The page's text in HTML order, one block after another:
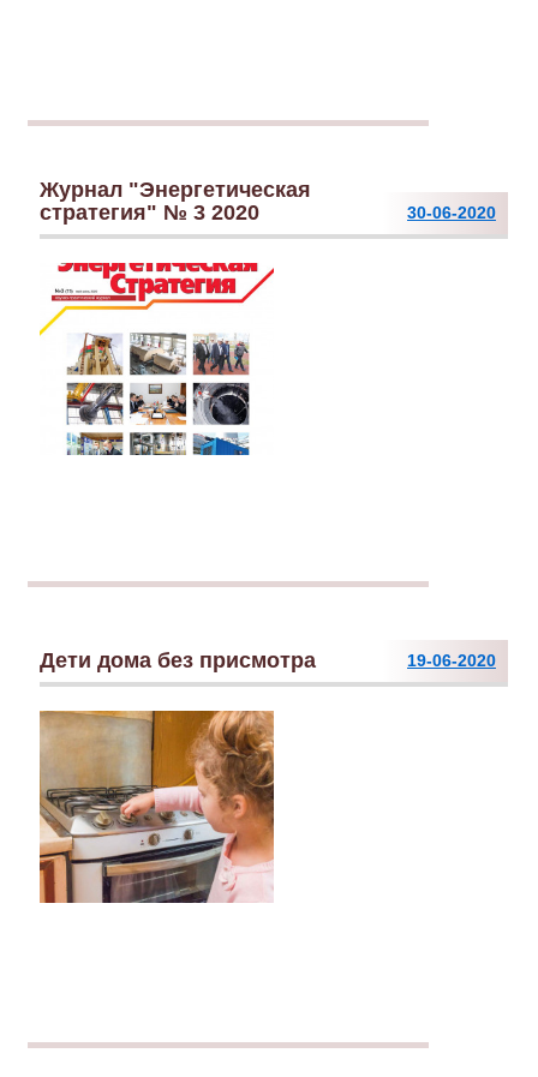
Журнал "Энергетическая
стратегия" № 3 2020
30-06-2020
Дети дома без присмотра 19-06-2020